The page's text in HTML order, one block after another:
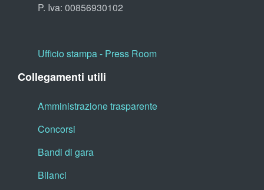
P. Iva: 00856930102
Ufficio stampa - Press Room
Collegamenti utili
Amministrazione trasparente
Concorsi
Bandi di gara
Bilanci